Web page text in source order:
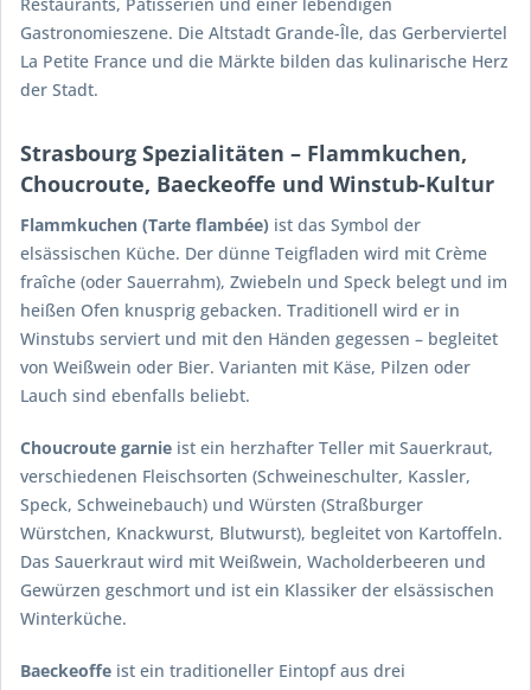
Gastronomieszene. Die Altstadt Grande-Île, das Gerberviertel
La Petite France und die Märkte bilden das kulinarische Herz
der Stadt.
Strasbourg Spezialitäten – Flammkuchen,
Choucroute, Baeckeoffe und Winstub-Kultur
Flammkuchen (Tarte flambée) ist das Symbol der
elsässischen Küche. Der dünne Teigfladen wird mit Crème
fraîche (oder Sauerrahm), Zwiebeln und Speck belegt und im
heißen Ofen knusprig gebacken. Traditionell wird er in
Winstubs serviert und mit den Händen gegessen – begleitet
von Weißwein oder Bier. Varianten mit Käse, Pilzen oder
Lauch sind ebenfalls beliebt.
Choucroute garnie ist ein herzhafter Teller mit Sauerkraut,
verschiedenen Fleischsorten (Schweineschulter, Kassler,
Speck, Schweinebauch) und Würsten (Straßburger
Würstchen, Knackwurst, Blutwurst), begleitet von Kartoffeln.
Das Sauerkraut wird mit Weißwein, Wacholderbeeren und
Gewürzen geschmort und ist ein Klassiker der elsässischen
Winterküche.
Baeckeoffe ist ein traditioneller Eintopf aus drei